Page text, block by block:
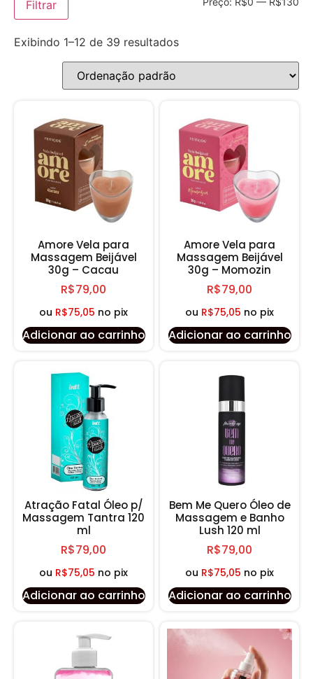
Filtrar
Exibindo 1–12 de 39 resultados
Amore Vela para
Massagem Beijável
30g – Cacau
R$79,00
ou R$75,05 no pix
Adicionar ao carrinho
Amore Vela para
Massagem Beijável
30g – Momozin
R$79,00
ou R$75,05 no pix
Adicionar ao carrinho
Atração Fatal Óleo p/
Massagem Tantra 120
ml
R$79,00
ou R$75,05 no pix
Adicionar ao carrinho
Bem Me Quero Óleo de
Massagem e Banho
Lush 120 ml
R$79,00
ou R$75,05 no pix
Adicionar ao carrinho